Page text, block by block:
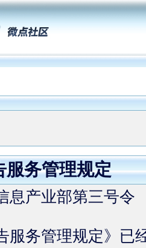
服务管理规定
息产业部第三号令
服务管理规定》